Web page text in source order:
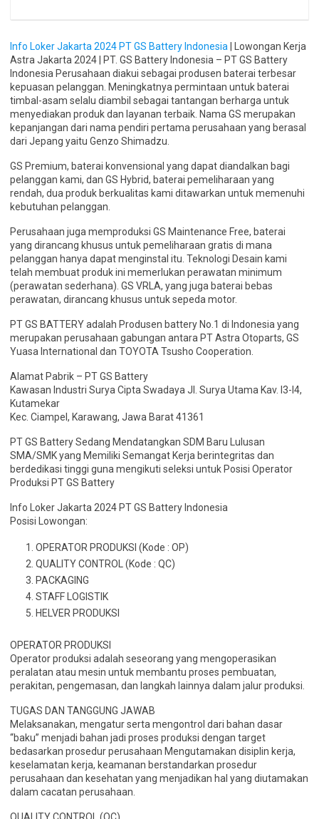
Info Loker Jakarta 2024 PT GS Battery Indonesia | Lowongan Kerja
Astra Jakarta 2024 | PT. GS Battery Indonesia – PT GS Battery
Indonesia Perusahaan diakui sebagai produsen baterai terbesar
kepuasan pelanggan. Meningkatnya permintaan untuk baterai
timbal-asam selalu diambil sebagai tantangan berharga untuk
menyediakan produk dan layanan terbaik. Nama GS merupakan
kepanjangan dari nama pendiri pertama perusahaan yang berasal
dari Jepang yaitu Genzo Shimadzu.
GS Premium, baterai konvensional yang dapat diandalkan bagi
pelanggan kami, dan GS Hybrid, baterai pemeliharaan yang
rendah, dua produk berkualitas kami ditawarkan untuk memenuhi
kebutuhan pelanggan.
Perusahaan juga memproduksi GS Maintenance Free, baterai
yang dirancang khusus untuk pemeliharaan gratis di mana
pelanggan hanya dapat menginstal itu. Teknologi Desain kami
telah membuat produk ini memerlukan perawatan minimum
(perawatan sederhana). GS VRLA, yang juga baterai bebas
perawatan, dirancang khusus untuk sepeda motor.
PT GS BATTERY adalah Produsen battery No.1 di Indonesia yang
merupakan perusahaan gabungan antara PT Astra Otoparts, GS
Yuasa International dan TOYOTA Tsusho Cooperation.
Alamat Pabrik – PT GS Battery
Kawasan Industri Surya Cipta Swadaya Jl. Surya Utama Kav. I3-I4,
Kutamekar
Kec. Ciampel, Karawang, Jawa Barat 41361
PT GS Battery Sedang Mendatangkan SDM Baru Lulusan
SMA/SMK yang Memiliki Semangat Kerja berintegritas dan
berdedikasi tinggi guna mengikuti seleksi untuk Posisi Operator
Produksi PT GS Battery
Info Loker Jakarta 2024 PT GS Battery Indonesia
Posisi Lowongan:
OPERATOR PRODUKSI (Kode : OP)
QUALITY CONTROL (Kode : QC)
PACKAGING
STAFF LOGISTIK
HELVER PRODUKSI
OPERATOR PRODUKSI
Operator produksi adalah seseorang yang mengoperasikan
peralatan atau mesin untuk membantu proses pembuatan,
perakitan, pengemasan, dan langkah lainnya dalam jalur produksi.
TUGAS DAN TANGGUNG JAWAB
Melaksanakan, mengatur serta mengontrol dari bahan dasar
“baku” menjadi bahan jadi proses produksi dengan target
bedasarkan prosedur perusahaan Mengutamakan disiplin kerja,
keselamatan kerja, keamanan berstandarkan prosedur
perusahaan dan kesehatan yang menjadikan hal yang diutamakan
dalam cacatan perusahaan.